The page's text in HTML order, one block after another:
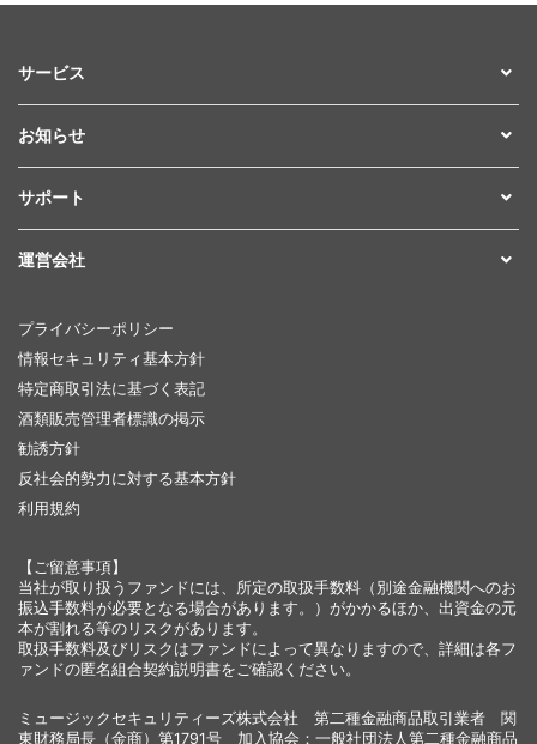
サービス
お知らせ
サポート
運営会社
プライバシーポリシー
情報セキュリティ基本方針
特定商取引法に基づく表記
酒類販売管理者標識の掲示
勧誘方針
反社会的勢力に対する基本方針
利用規約
【ご留意事項】
当社が取り扱うファンドには、所定の取扱手数料（別途金融機関へのお
振込手数料が必要となる場合があります。）がかかるほか、出資金の元
本が割れる等のリスクがあります。
取扱手数料及びリスクはファンドによって異なりますので、詳細は各フ
ァンドの匿名組合契約説明書をご確認ください。
ミュージックセキュリティーズ株式会社 第二種金融商品取引業者 関
東財務局長（金商）第1791号 加入協会：一般社団法人第二種金融商品